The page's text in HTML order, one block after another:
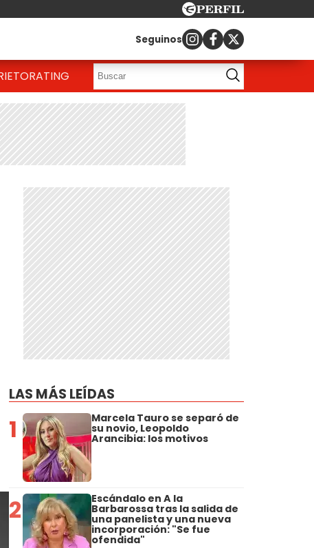
Seguinos
RATING
LAS MÁS LEÍDAS
1 Marcela Tauro se separó de
su novio, Leopoldo
Arancibia: los motivos
2 Escándalo en A la
Barbarossa tras la salida de
una panelista y una nueva
incorporación: "Se fue
ofendida"